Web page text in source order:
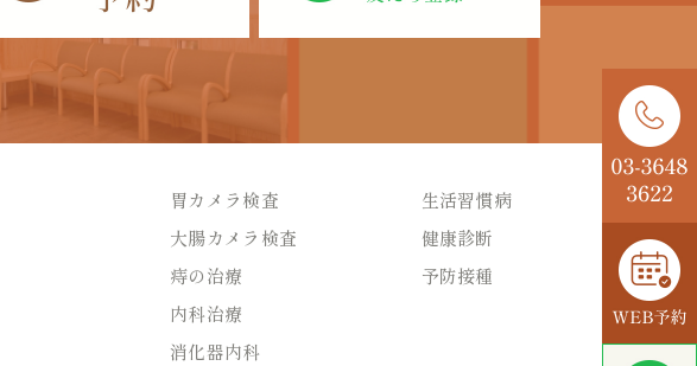
胃カメラ検査
大腸カメラ検査
痔の治療
内科治療
消化器内科
生活習慣病
健康診断
予防接種